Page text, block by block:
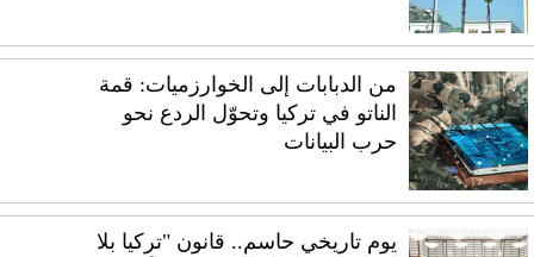
من الدبابات إلى الخوارزميات: قمة
الناتو في تركيا وتحوّل الردع نحو
حرب البيانات
يوم تاريخي حاسم.. قانون "تركيا بلا